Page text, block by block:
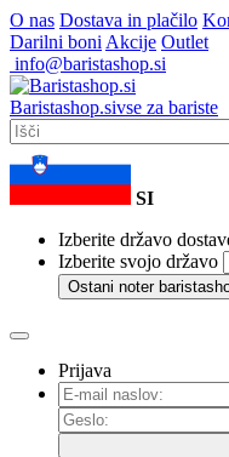
O nas Dostava in plačilo
Darilni boni Akcije Outlet
info@baristashop.si
Baristashop.sivse za bariste
SI
Izberite državo
Izberite svojo državo
Ostani noter
Prijava